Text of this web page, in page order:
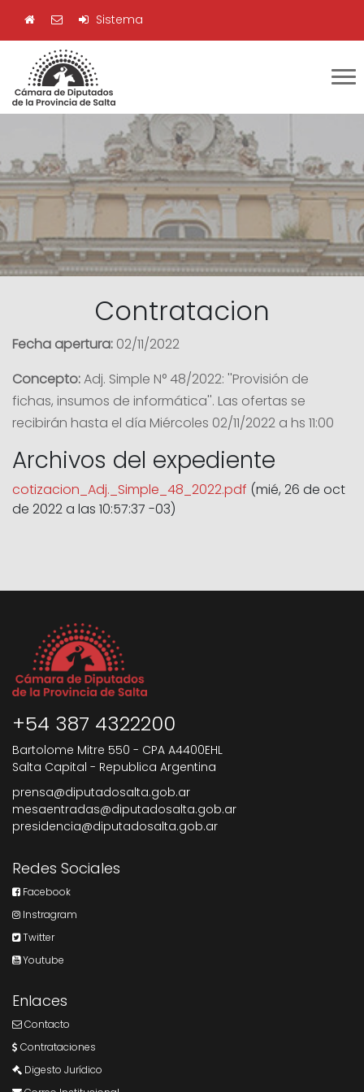
Sistema
Contratacion
Fecha apertura: 02/11/2022
Concepto:Adj. Simple N° 48/2022: ''Provisión de
fichas, insumos de informática''. Las ofertas se
recibirán hasta el día Miércoles 02/11/2022 a hs 11:00
Archivos del expediente
cotizacion_Adj._Simple_48_2022.pdf (mié, 26 de oct
de 2022 a las 10:57:37 -03)
+54 387 4322200
Bartolome Mitre 550 - CPA A4400EHL
Salta Capital - Republica Argentina
prensa@diputadosalta.gob.ar
mesaentradas@diputadosalta.gob.ar
presidencia@diputadosalta.gob.ar
Redes Sociales
Facebook
Instragram
Twitter
Youtube
Enlaces
Contacto
Contrataciones
Digesto Jurídico